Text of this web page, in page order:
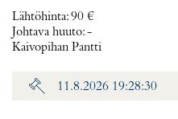
Lähtöhinta:90 €
Johtava huuto:-
Kaivopihan Pantti
11.8.2026 19:28:30